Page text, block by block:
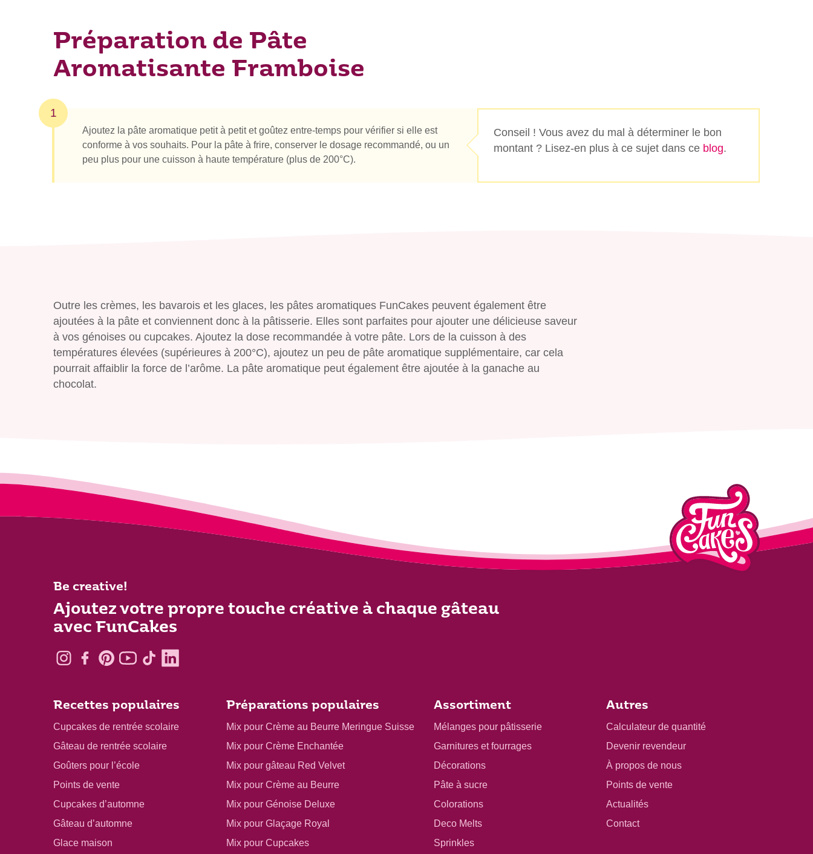
Préparation de Pâte
Aromatisante Framboise
1
Ajoutez la pâte aromatique petit à petit et goûtez entre-temps pour vérifier si elle est
conforme à vos souhaits. Pour la pâte à frire, conserver le dosage recommandé, ou un
peu plus pour une cuisson à haute température (plus de 200°C).
Conseil ! Vous avez du mal à déterminer le bon
montant ? Lisez-en plus à ce sujet dans ce blog.
Outre les crèmes, les bavarois et les glaces, les pâtes aromatiques FunCakes peuvent également être
ajoutées à la pâte et conviennent donc à la pâtisserie. Elles sont parfaites pour ajouter une délicieuse saveur
à vos génoises ou cupcakes. Ajoutez la dose recommandée à votre pâte. Lors de la cuisson à des
températures élevées (supérieures à 200°C), ajoutez un peu de pâte aromatique supplémentaire, car cela
pourrait affaiblir la force de l’arôme. La pâte aromatique peut également être ajoutée à la ganache au
chocolat.
Be creative!
Ajoutez votre propre touche créative à chaque gâteau
avec FunCakes
Recettes populaires
Cupcakes de rentrée scolaire
Gâteau de rentrée scolaire
Goûters pour l’école
Points de vente
Cupcakes d’automne
Gâteau d’automne
Glace maison
Préparations populaires
Mix pour Crème au Beurre Meringue Suisse
Mix pour Crème Enchantée
Mix pour gâteau Red Velvet
Mix pour Crème au Beurre
Mix pour Génoise Deluxe
Mix pour Glaçage Royal
Mix pour Cupcakes
Assortiment
Mélanges pour pâtisserie
Garnitures et fourrages
Décorations
Pâte à sucre
Colorations
Deco Melts
Sprinkles
Autres
Calculateur de quantité
Devenir revendeur
À propos de nous
Points de vente
Actualités
Contact